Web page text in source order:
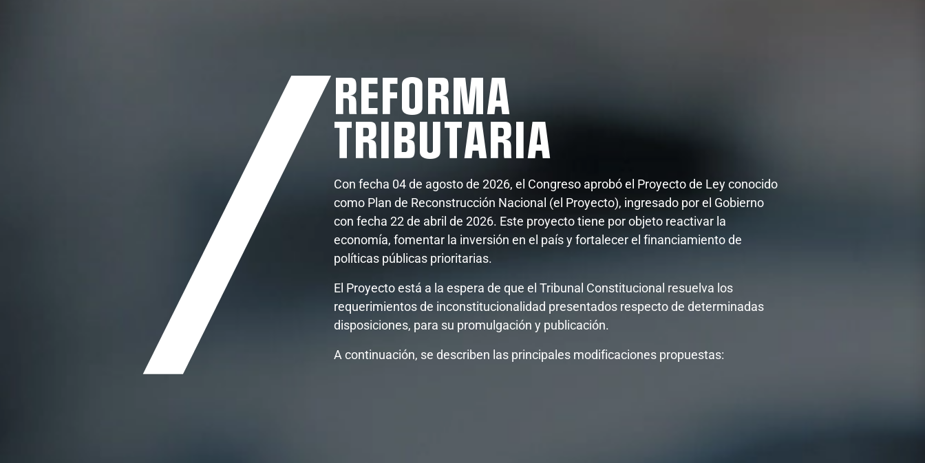
REFORMA
TRIBUTARIA
Con fecha 04 de agosto de 2026, el Congreso aprobó el Proyecto de Ley conocido
como Plan de Reconstrucción Nacional (el Proyecto), ingresado por el Gobierno
con fecha 22 de abril de 2026. Este proyecto tiene por objeto reactivar la
economía, fomentar la inversión en el país y fortalecer el financiamiento de
políticas públicas prioritarias.
El Proyecto está a la espera de que el Tribunal Constitucional resuelva los
requerimientos de inconstitucionalidad presentados respecto de determinadas
disposiciones, para su promulgación y publicación.
A continuación, se describen las principales modificaciones propuestas: